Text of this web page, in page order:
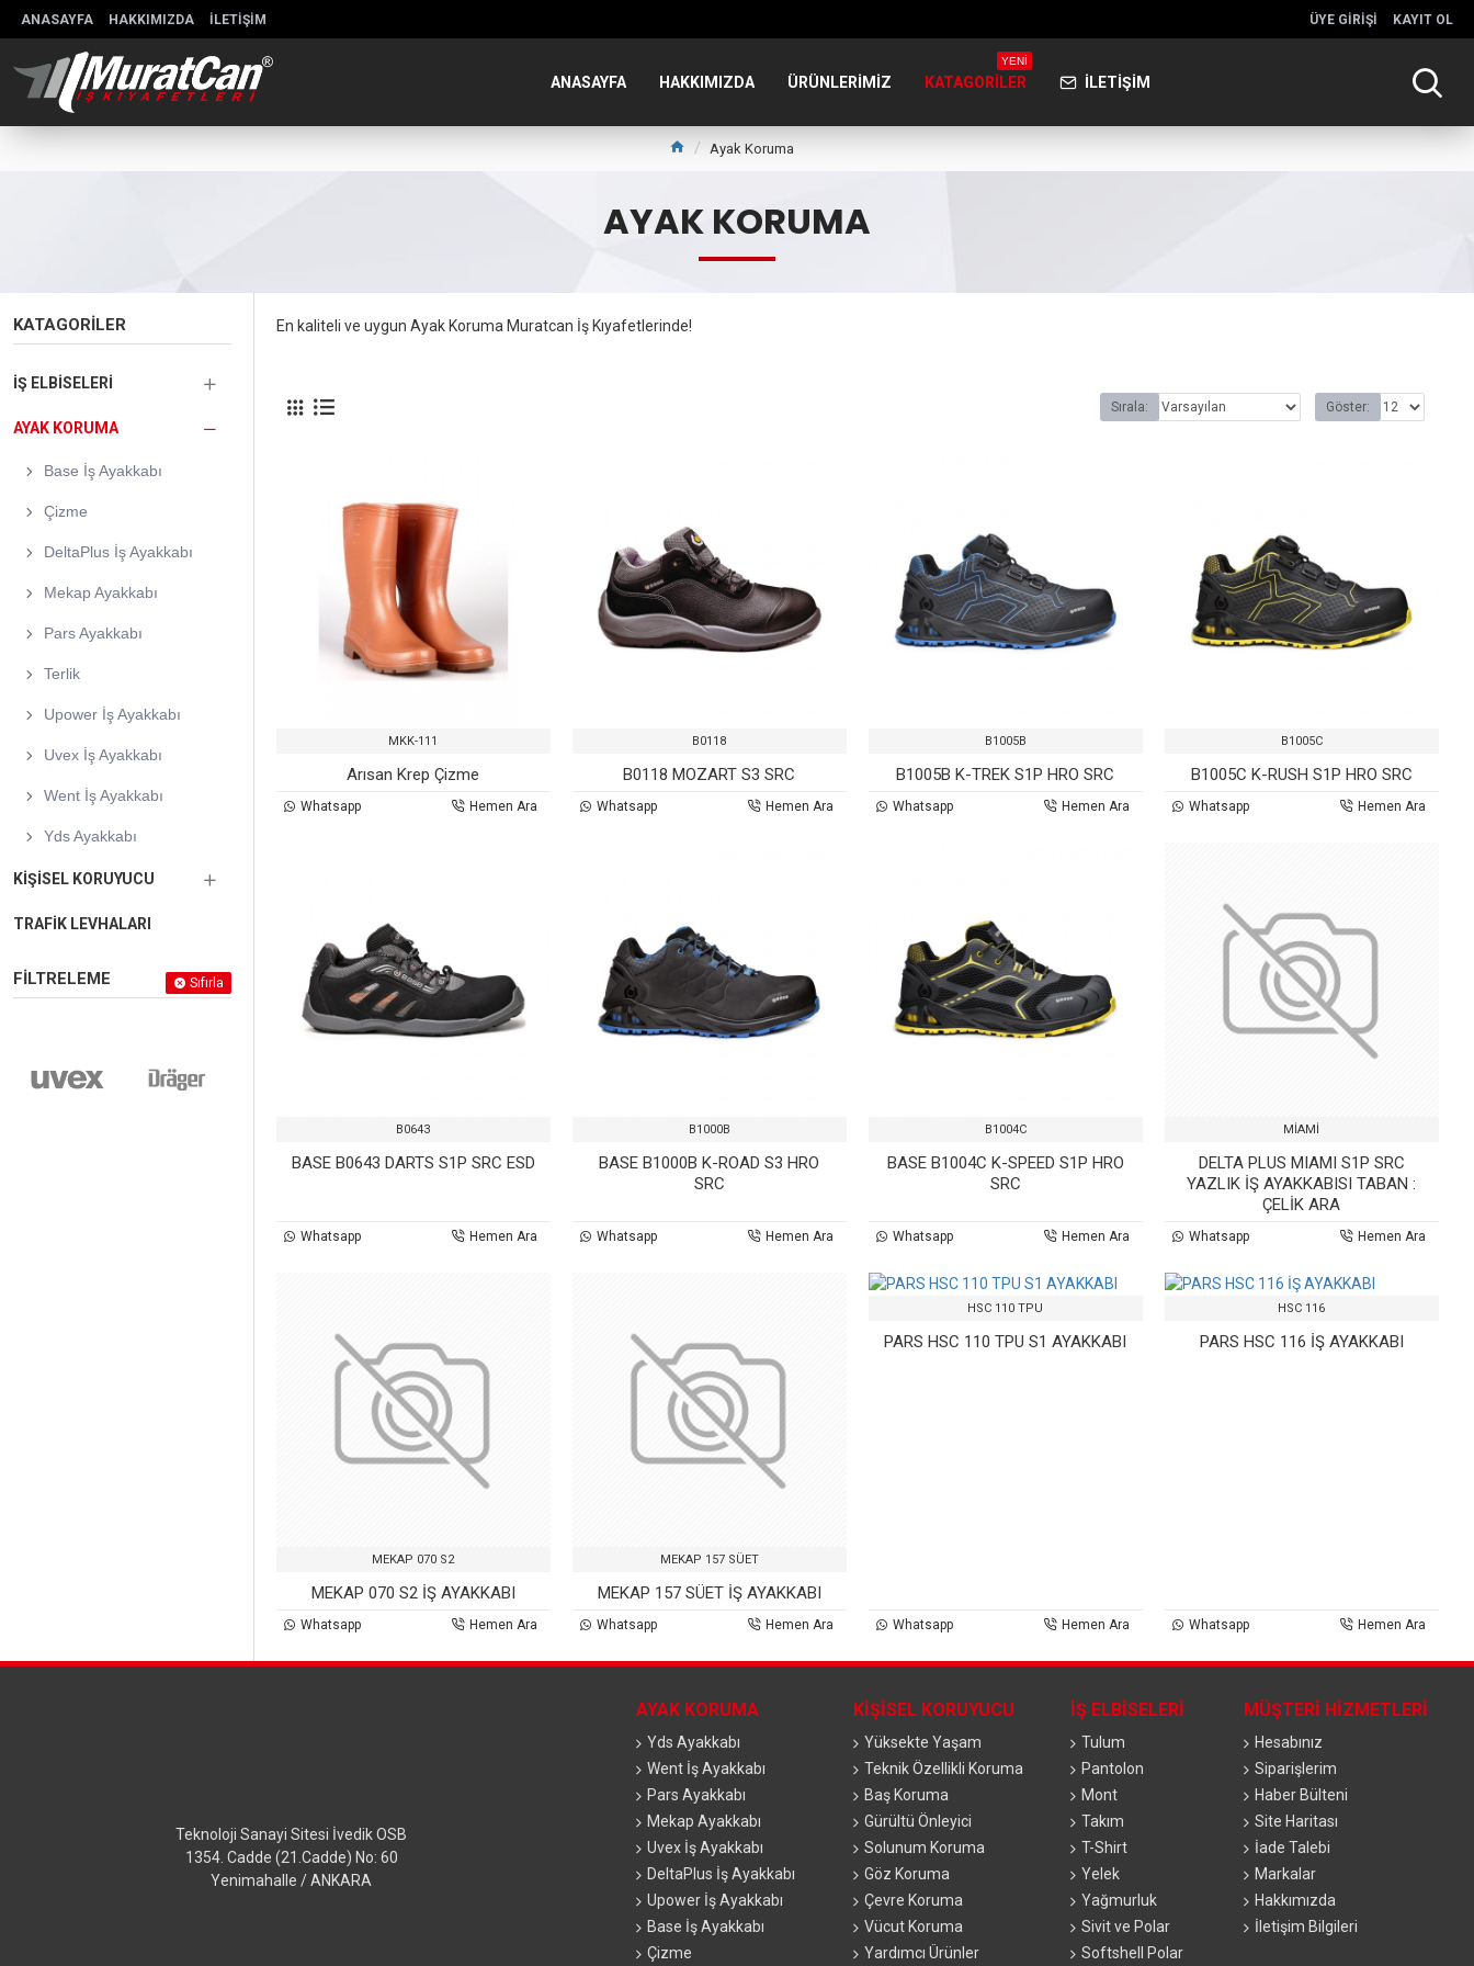
ANASAYFA HAKKIMIZDA İLETIŞIM ÜYE GIRIŞI KAYIT OL
ANASAYFA HAKKIMIZDA ÜRÜNLERIMIZ KATAGORILER
YENİ
İLETIŞIM
Ayak Koruma
AYAK KORUMA
KATAGORILER
İŞ ELBISELERI
AYAK KORUMA
Base İş Ayakkabı
Çizme
DeltaPlus İş Ayakkabı
Mekap Ayakkabı
Pars Ayakkabı
Terlik
Upower İş Ayakkabı
Uvex İş Ayakkabı
Went İş Ayakkabı
Yds Ayakkabı
KIŞISEL KORUYUCU
TRAFIK LEVHALARI
FILTRELEME Sıfırla
En kaliteli ve uygun Ayak Koruma Muratcan İş Kıyafetlerinde!
Sırala: Göster:
MKK-111
Arısan Krep Çizme
Whatsapp Hemen Ara
B0118
B0118 MOZART S3 SRC
Whatsapp Hemen Ara
B1005B
B1005B K-TREK S1P HRO SRC
Whatsapp Hemen Ara
B1005C
B1005C K-RUSH S1P HRO SRC
Whatsapp Hemen Ara
B0643
BASE B0643 DARTS S1P SRC ESD
Whatsapp Hemen Ara
B1000B
BASE B1000B K-ROAD S3 HRO
SRC
Whatsapp Hemen Ara
B1004C
BASE B1004C K-SPEED S1P HRO
SRC
Whatsapp Hemen Ara
MİAMİ
DELTA PLUS MIAMI S1P SRC
YAZLIK İŞ AYAKKABISI TABAN :
ÇELİK ARA
Whatsapp Hemen Ara
MEKAP 070 S2
MEKAP 070 S2 İŞ AYAKKABI
Whatsapp Hemen Ara
MEKAP 157 SÜET
MEKAP 157 SÜET İŞ AYAKKABI
Whatsapp Hemen Ara
HSC 110 TPU
PARS HSC 110 TPU S1 AYAKKABI
Whatsapp Hemen Ara
HSC 116
PARS HSC 116 İŞ AYAKKABI
Whatsapp Hemen Ara
Teknoloji Sanayi Sitesi İvedik OSB
1354. Cadde (21.Cadde) No: 60
Yenimahalle / ANKARA
AYAK KORUMA
Yds Ayakkabı
Went İş Ayakkabı
Pars Ayakkabı
Mekap Ayakkabı
Uvex İş Ayakkabı
DeltaPlus İş Ayakkabı
Upower İş Ayakkabı
Base İş Ayakkabı
Çizme
KIŞISEL KORUYUCU
Yüksekte Yaşam
Teknik Özellikli Koruma
Baş Koruma
Gürültü Önleyici
Solunum Koruma
Göz Koruma
Çevre Koruma
Vücut Koruma
Yardımcı Ürünler
İŞ ELBISELERI
Tulum
Pantolon
Mont
Takım
T-Shirt
Yelek
Yağmurluk
Sivit ve Polar
Softshell Polar
MÜŞTERI HIZMETLERI
Hesabınız
Siparişlerim
Haber Bülteni
Site Haritası
İade Talebi
Markalar
Hakkımızda
İletişim Bilgileri